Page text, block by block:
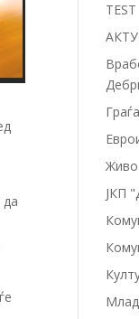
TEST
ЈКП